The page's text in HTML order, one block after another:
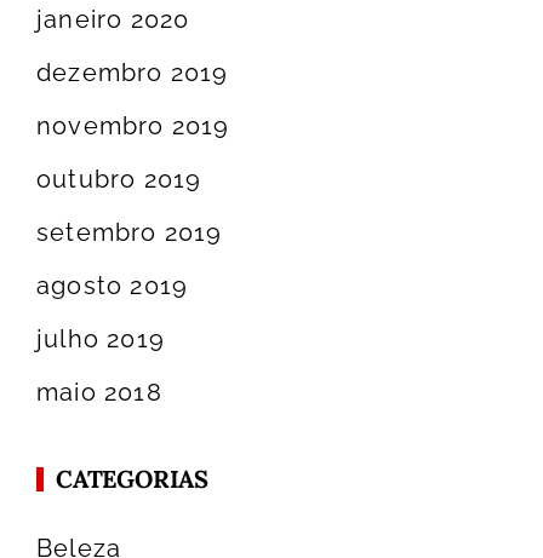
janeiro 2020
dezembro 2019
novembro 2019
outubro 2019
setembro 2019
agosto 2019
julho 2019
maio 2018
CATEGORIAS
Beleza